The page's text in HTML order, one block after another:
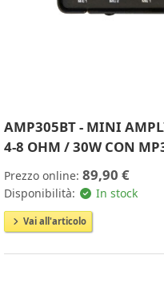
AMP305BT - MINI
4-8 OHM / 30W CON
Prezzo online: 89,90 €
Disponibilità: In stock
Vai all'articolo